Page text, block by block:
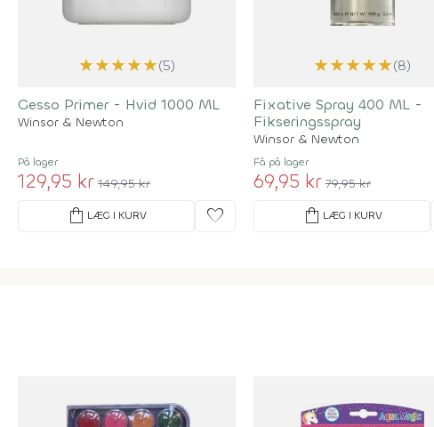
★★★★★(5)
Gesso Primer - Hvid 1000 ML
Winsor & Newton
På lager
129,95 kr 149,95 kr
shopping_bag LÆG I KURV favorite
★★★★★(8)
Fixative Spray 400 ML -
Fikseringsspray
Winsor & Newton
Få på lager
69,95 kr 79,95 kr
shopping_bag LÆG I KURV